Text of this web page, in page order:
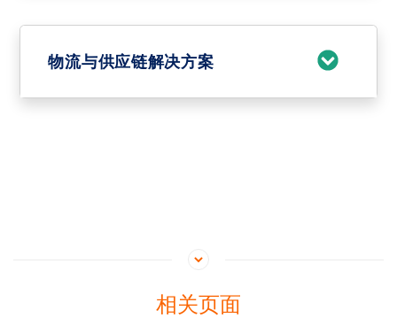
物流与供应链解决方案
相关页面